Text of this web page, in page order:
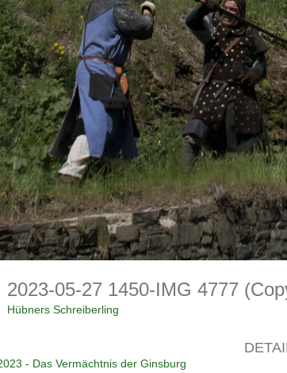
2023-05-27 1450-IMG 4777
Hübners Schreiberling
- Das Vermächtnis der Ginsburg